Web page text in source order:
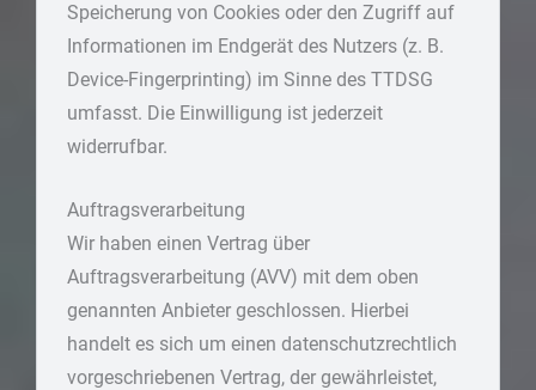
Speicherung von Cookies oder den Zugriff auf
Informationen im Endgerät des Nutzers (z. B.
Device-Fingerprinting) im Sinne des TTDSG
umfasst. Die Einwilligung ist jederzeit
widerrufbar.
Auftragsverarbeitung
Wir haben einen Vertrag über
Auftragsverarbeitung (AVV) mit dem oben
genannten Anbieter geschlossen. Hierbei
handelt es sich um einen datenschutzrechtlich
vorgeschriebenen Vertrag, der gewährleistet,